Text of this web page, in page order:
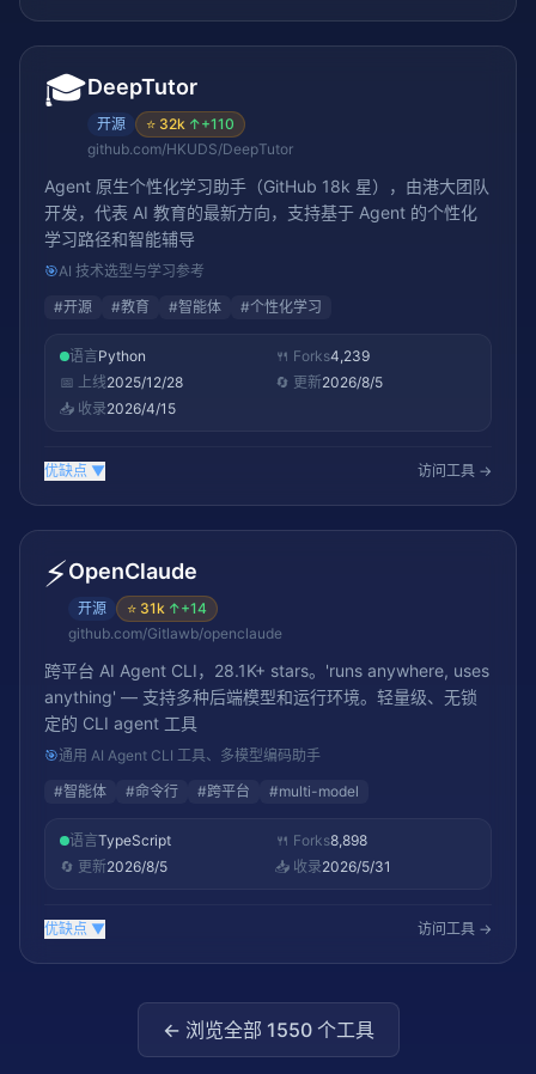
🎓DeepTutor
开源 ⭐ 32k ↑+110
github.com/HKUDS/DeepTutor
Agent 原生个性化学习助手（GitHub 18k 星），由港大团队
开发，代表 AI 教育的最新方向，支持基于 Agent 的个性化
学习路径和智能辅导
🎯AI 技术选型与学习参考
#开源 #教育 #智能体 #个性化学习
语言Python 🍴 Forks4,239
📅 上线2025/12/28 🔄 更新2026/8/5
📥 收录2026/4/15
优缺点 ▼ 访问工具 →
⚡OpenClaude
开源 ⭐ 31k ↑+14
github.com/Gitlawb/openclaude
跨平台 AI Agent CLI，28.1K+ stars。'runs anywhere, uses
anything' — 支持多种后端模型和运行环境。轻量级、无锁
定的 CLI agent 工具
🎯通用 AI Agent CLI 工具、多模型编码助手
#智能体 #命令行 #跨平台 #multi-model
语言TypeScript 🍴 Forks8,898
🔄 更新2026/8/5 📥 收录2026/5/31
优缺点 ▼ 访问工具 →
← 浏览全部 1550个工具